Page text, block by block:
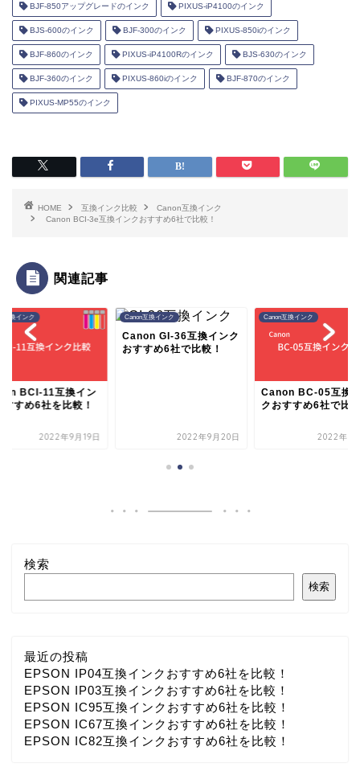
BJF-850アップグレードのインク PIXUS-iP4100のインク
BJS-600のインク BJF-300のインク PIXUS-850iのインク
BJF-860のインク PIXUS-iP4100Rのインク BJS-630のインク
BJF-360のインク PIXUS-860iのインク BJF-870のインク
PIXUS-MP55のインク
HOME 互換インク比較
Canon互換インク
Canon BCI-3e互換インクおすすめ6社で比較！
関連記事
互換インク
BCI-11互換イン
すすめ6社を比較！
2022年9月19日
Canon互換インク
Canon GI-36互換インク
おすすめ6社で比較！
2022年9月20日
Canon互換インク
Canon BC-05互換
クおすすめ6社で比
2022年9
検索
検索
最近の投稿
EPSON IP04互換インクおすすめ6社を比較！
EPSON IP03互換インクおすすめ6社を比較！
EPSON IC95互換インクおすすめ6社を比較！
EPSON IC67互換インクおすすめ6社を比較！
EPSON IC82互換インクおすすめ6社を比較！